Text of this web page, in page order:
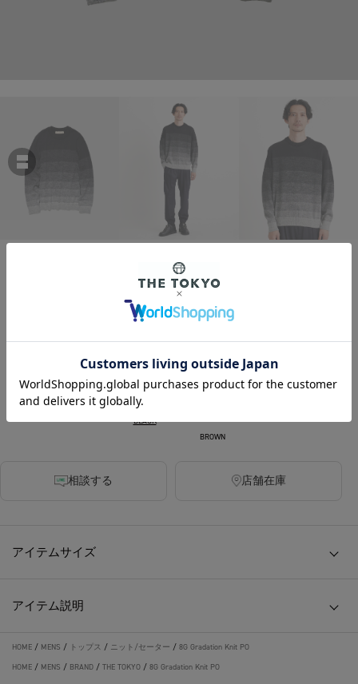
THE TOKYO
8G Gradation Knit PO
￥39,600税込
カラー
BLACK
BROWN
相談する 店舗在庫
アイテムサイズ
アイテム説明
HOME / MENS / トップス / ニット/セーター / 8G Gradation Knit PO
HOME / MENS / BRAND / THE TOKYO / 8G Gradation Knit PO